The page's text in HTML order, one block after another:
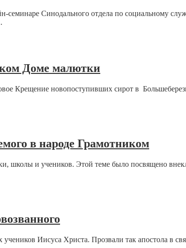
семинаре Синодального отдела по социальному
Доме малютки
Крещение новопоступивших сирот в
в народе Грамотником
школы и учеников. Этой теме было посвящено
Иисуса Христа. Прозвали так апостола в